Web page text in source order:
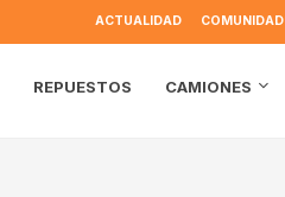
ACTUALIDAD COMUNIDAD
REPUESTOS CAMIONES